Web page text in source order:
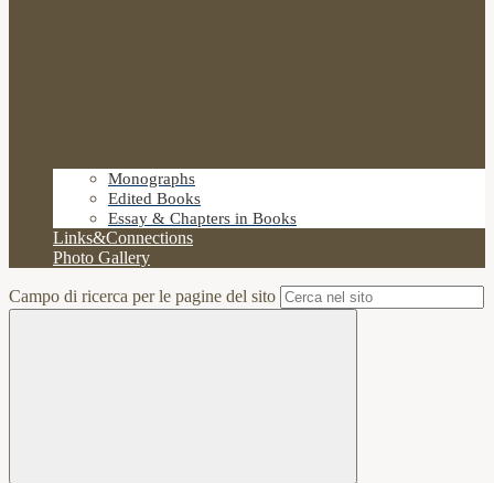
Monographs
Edited Books
Essay & Chapters in Books
Links&Connections
Photo Gallery
Campo di ricerca per le pagine del sito